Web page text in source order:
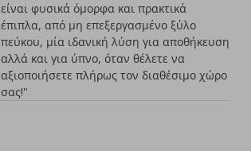
είναι φυσικά όμορφα και πρακτικά
έπιπλα, από μη επεξεργασμένο ξύλο
πεύκου, μία ιδανική λύση για αποθήκευση
αλλά και για ύπνο, όταν θέλετε να
αξιοποιήσετε πλήρως τον διαθέσιμο χώρο
σας!"